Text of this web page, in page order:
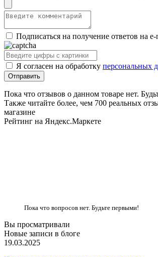
Подписаться на получение ответов на e-
Я согласен на обработку персональных
Пока что отзывов о данном товаре нет.
Также читайте более, чем 700 реальных
магазине
Рейтинг на Яндекс.Маркете
Пока что вопросов нет. Будьте первыми!
Вы просматривали
Новые записи в блоге
19.03.2025